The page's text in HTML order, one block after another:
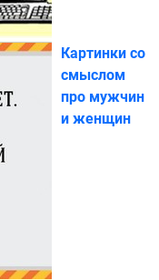
Картинки со
смыслом
про мужчин
и женщин